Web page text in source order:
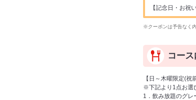
【記念日・お祝
※クーポンは予告なく
コー
【日～木曜限定(祝
※下記より1点お選
1．飲み放題のグレ